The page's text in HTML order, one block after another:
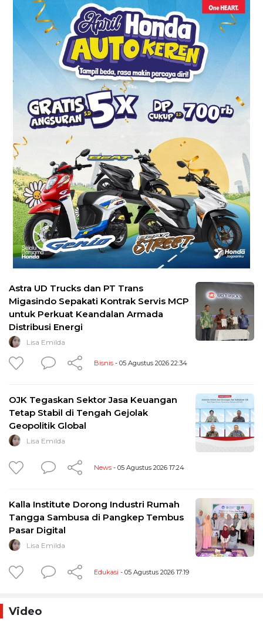
Astra UD Trucks dan PT Trans
Migasindo Sepakati Kontrak Servis MCP
untuk Perkuat Keandalan Armada
Distribusi Energi
Lisa Emilda
Bisnis - 05 Agustus 2026 22:34
OJK Tegaskan Sektor Jasa Keuangan
Tetap Stabil di Tengah Gejolak
Geopolitik Global
Lisa Emilda
News - 05 Agustus 2026 17:24
Kalla Institute Dorong Industri Rumah
Tangga Sambusa di Pangkep Tembus
Pasar Digital
Lisa Emilda
Edukasi - 05 Agustus 2026 17:19
Video